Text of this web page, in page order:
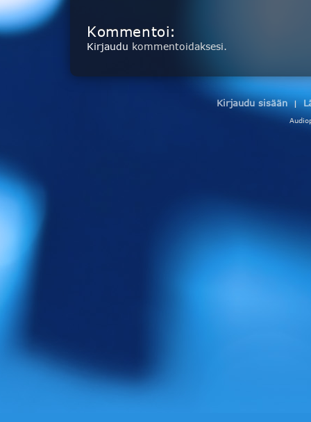
Kommentoi:
Kirjaudu kommentoidaksesi.
Kirjaudu sisään |